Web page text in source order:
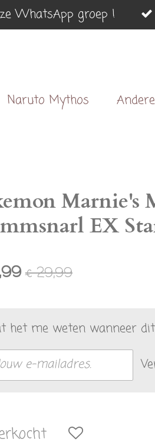
WhatsApp groep !
Naruto Mythos
Marnie's
EX
€ 29,99
het me weten wanneer